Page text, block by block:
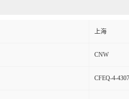
上海
CNW
CFEQ-4-